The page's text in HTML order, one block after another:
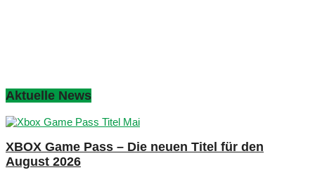
Aktuelle News
XBOX Game Pass – Die neuen Titel für den
August 2026